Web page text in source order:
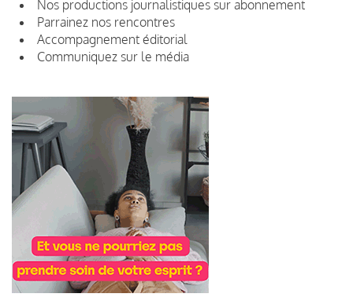
Nos productions journalistiques sur abonnement
Parrainez nos rencontres
Accompagnement éditorial
Communiquez sur le média